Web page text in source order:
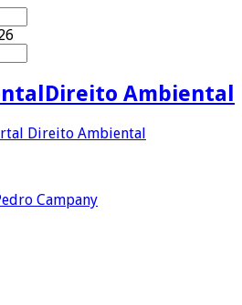
Direito Ambiental
Campany